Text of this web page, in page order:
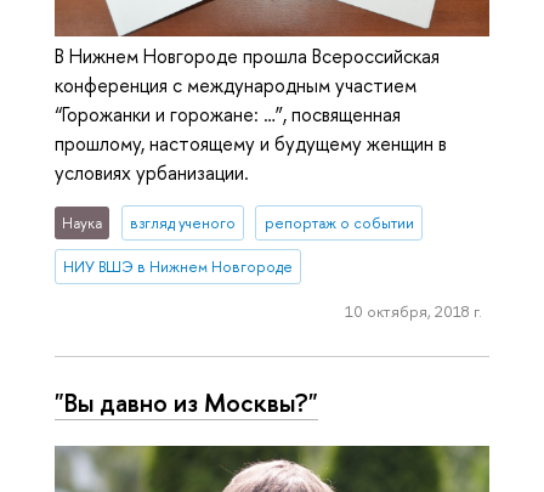
В Нижнем Новгороде прошла Всероссийская
конференция с международным участием
“Горожанки и горожане: …”, посвященная
прошлому, настоящему и будущему женщин в
условиях урбанизации.
Наука взгляд ученого репортаж о событии
НИУ ВШЭ в Нижнем Новгороде
10 октября, 2018 г.
"Вы давно из Москвы?"